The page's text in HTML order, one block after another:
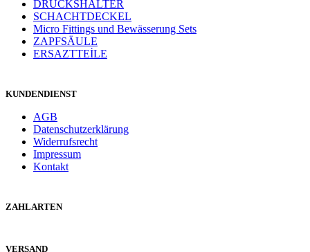
DRUCKSHALTER
SCHACHTDECKEL
Micro Fittings und Bewässerung Sets
ZAPFSÄULE
ERSAZTTEİLE
KUNDENDIENST
AGB
Datenschutzerklärung
Widerrufsrecht
Impressum
Kontakt
ZAHLARTEN
VERSAND